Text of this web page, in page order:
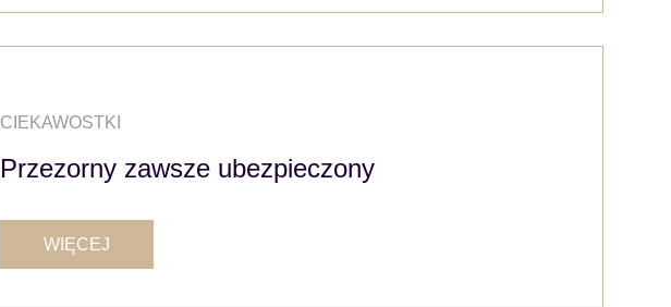
CIEKAWOSTKI
Przezorny zawsze ubezpieczony
WIĘCEJ